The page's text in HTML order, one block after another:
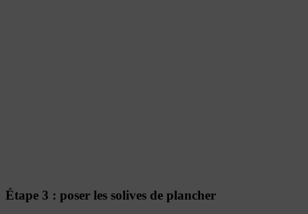
Étape 3 : poser les solives de plancher